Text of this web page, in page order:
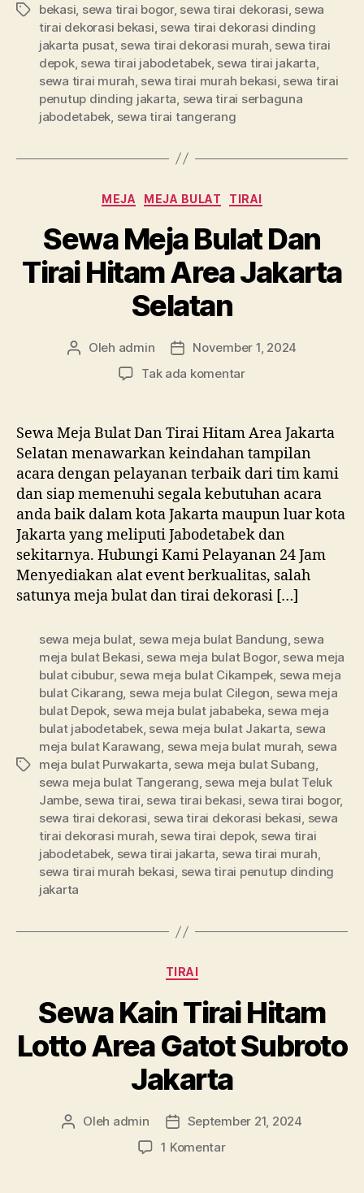
Tag bekasi sewa tirai bogor, sewa tirai dekorasi sewa
tirai dekorasi bekasi sewa tirai dekorasi dinding
jakarta pusat, sewa tirai dekorasi murah sewa tirai
depok, sewa tirai jabodetabek, sewa tirai jakarta
sewa tirai murah sewa tirai murah bekasi sewa tirai
penutup dinding jakarta sewa tirai serbaguna
jabodetabek sewa tirai tangerang
Kategori
MEJA MEJA BULAT TIRAI
Sewa Meja Bulat Dan
Tirai Hitam Area Jakarta
Selatan
Penulis
Oleh admin
Tanggal
artikel
November 1, 2024
Tak ada komentarpada
Bulat
Tirai
Hitam
Area
Jakarta
Selatan
Sewa Meja Bulat Dan Tirai Hitam Area Jakarta
Selatan menawarkan keindahan tampilan
acara dengan pelayanan terbaik dari tim kami
dan siap memenuhi segala kebutuhan acara
anda baik dalam kota Jakarta maupun luar kota
Jakarta yang meliputi Jabodetabek dan
sekitarnya. Hubungi Kami Pelayanan 24 Jam
Menyediakan alat event berkualitas, salah
satunya meja bulat dan tirai dekorasi […]
Tag
sewa meja bulat, sewa meja bulat Bandung, sewa
meja bulat Bekasi, sewa meja bulat Bogor, sewa meja
bulat cibubur, sewa meja bulat Cikampek, sewa meja
bulat Cikarang, sewa meja bulat Cilegon, sewa meja
bulat Depok, sewa meja bulat jababeka, sewa meja
bulat jabodetabek, sewa meja bulat Jakarta, sewa
meja bulat Karawang, sewa meja bulat murah, sewa
meja bulat Purwakarta, sewa meja bulat Subang,
sewa meja bulat Tangerang, sewa meja bulat Teluk
Jambe, sewa tirai, sewa tirai bekasi, sewa tirai bogor,
sewa tirai dekorasi, sewa tirai dekorasi bekasi, sewa
tirai dekorasi murah, sewa tirai depok, sewa tirai
jabodetabek, sewa tirai jakarta, sewa tirai murah,
sewa tirai murah bekasi, sewa tirai penutup dinding
jakarta
Kategori
TIRAI
Sewa Kain Tirai Hitam
Lotto Area Gatot Subroto
Jakarta
Penulis
Oleh admin
Tanggal
artikel
September 21, 2024
1 Komentarpada